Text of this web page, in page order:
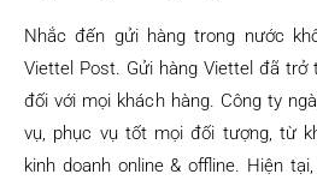
Nhắc đến gửi hàng trong nước
Viettel Post. Gửi hàng Viettel đã trở
đối với mọi khách hàng. Công ty
vụ, phục vụ tốt mọi đối tượng, từ
kinh doanh online & offline. Hiện